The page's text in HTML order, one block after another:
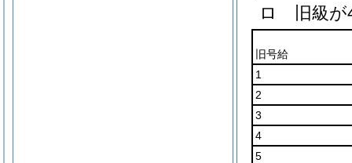
ロ 旧級が
旧号給
1
2
3
4
5